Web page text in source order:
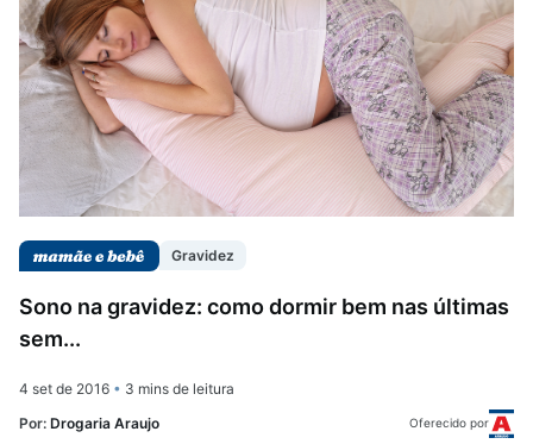
Gravidez
Sono na gravidez: como dormir bem nas últimas
sem...
4 set de 2016 • 3 mins de leitura
Por: Drogaria Araujo Oferecido por